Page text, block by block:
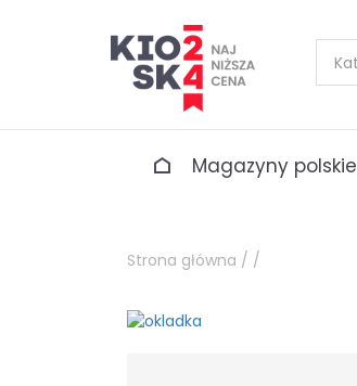
Magazyny polskie
Strona główna / /